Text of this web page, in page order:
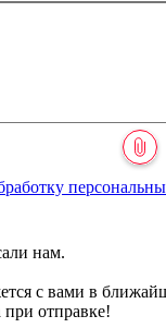
нам.
с вами в
отправке!